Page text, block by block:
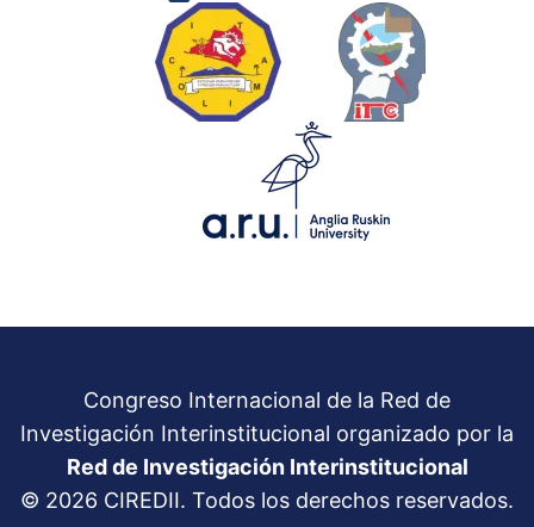
Congreso Internacional de la Red de
Investigación Interinstitucional organizado por la
Red de Investigación Interinstitucional
© 2026 CIREDII. Todos los derechos reservados.